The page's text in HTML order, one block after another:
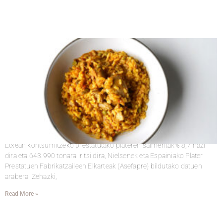
Iruzkinik ez
Etxean kontsumitzeko prestatutako plateren salmentak% 8,7 hazi
dira eta 643.990 tonara iritsi dira, Nielsenek eta Espainiako Plater
Prestatuen Fabrikatzaileen Elkarteak (Asefapre) bildutako datuen
arabera. Zehazki,
Read More »
PLATER PRESTATUEN KONTSUMOA